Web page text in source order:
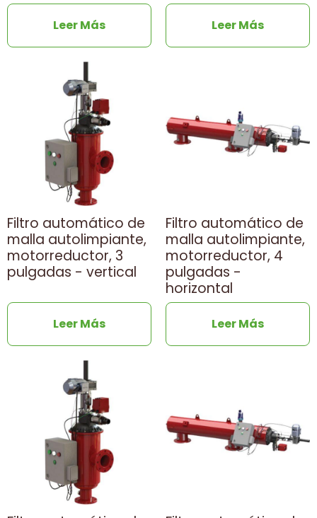
Leer Más Leer Más
Filtro automático de
malla autolimpiante,
motorreductor, 3
pulgadas - vertical
Leer Más
Filtro automático de
malla autolimpiante,
motorreductor, 4
pulgadas -
horizontal
Leer Más